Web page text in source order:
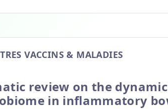
VACCINS & MALADIES
review on the
in inflammatory